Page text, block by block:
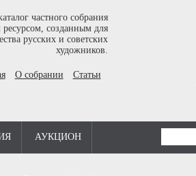
частного собрания
созданным для
русских и советских
художников.
О собрании Статьи
АУКЦИОН